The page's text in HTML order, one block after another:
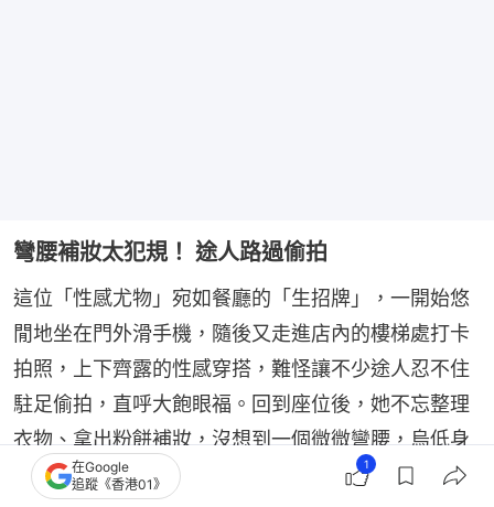
彎腰補妝太犯規！ 途人路過偷拍
這位「性感尤物」宛如餐廳的「生招牌」，一開始悠
閒地坐在門外滑手機，隨後又走進店內的樓梯處打卡
拍照，上下齊露的性感穿搭，難怪讓不少途人忍不住
駐足偷拍，直呼大飽眼福。回到座位後，她不忘整理
衣物、拿出粉餅補妝，沒想到一個微微彎腰，烏低身
的動作，豐滿雙峰呼之欲出，視覺效果實在太震撼！
在Google
追蹤《香港01》
1